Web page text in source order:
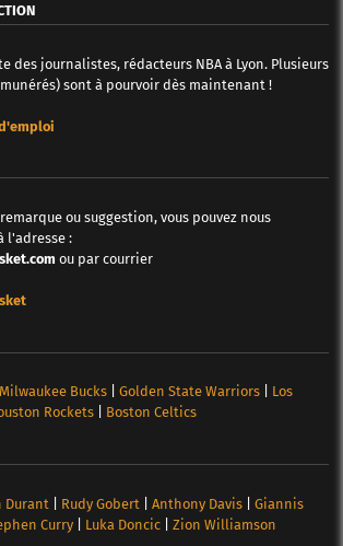
des journalistes, rédacteurs NBA à Lyon. Plusieurs
sont à pourvoir dès maintenant !
ou suggestion, vous pouvez nous
l'adresse :
ou par courrier
Milwaukee Bucks| Golden State Warriors| Los
Rockets| Boston Celtics
Durant Rudy Gobert Anthony Davis| Giannis
Curry| Luka Doncic| Zion Williamson